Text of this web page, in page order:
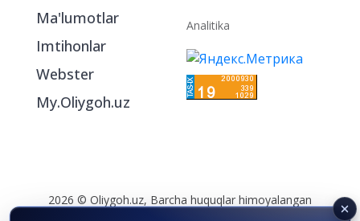
Ma'lumotlar
Imtihonlar
Webster
My.Oliygoh.uz
Analitika
2026 © Oliygoh.uz, Barcha huquqlar himoyalangan